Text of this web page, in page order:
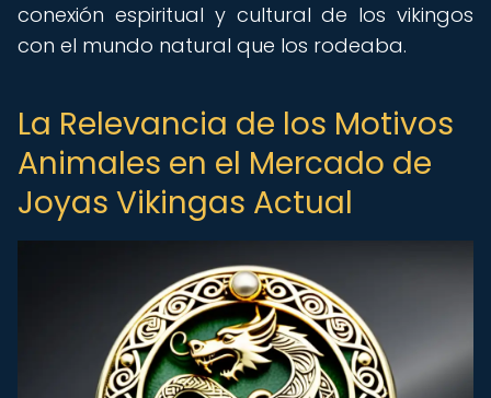
conexión espiritual y cultural de los vikingos
con el mundo natural que los rodeaba.
La Relevancia de los Motivos
Animales en el Mercado de
Joyas Vikingas Actual